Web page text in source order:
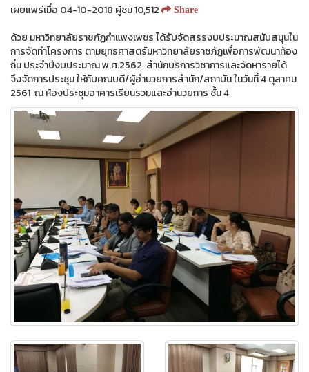
เผยแพร่เมื่อ 04-10-2018 ผู้ชม 10,512
Share
ด้วย มหาวิทยาลัยราชภัฏกำแพงเพชร ได้รับจัดสรรงบประมาณสนับสนุนใน
การจัดทำโครงการ ตามยุทธศาสตร์มหาวิทยาลัยราชภัฏเพื่อการพัฒนาท้อง
ถิ่น ประจำปีงบประมาณ พ.ศ.2562 สำนักบริการวิชาการและจัดหารายได้
จึงจัดการประชุม ให้กับคณบดี/ผู้อำนวยการสำนัก/สถาบัน ในวันที่ 4 ตุลาคม
2561 ณ ห้องประชุมอาคารเรียนรวมและอำนวยการ ชั้น 4